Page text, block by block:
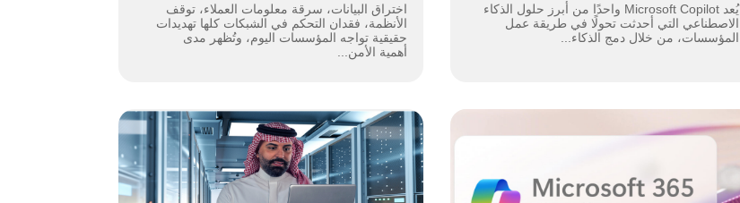
يُعد Microsoft Copilot واحدًا من أبرز حلول الذكاء
الاصطناعي التي أحدثت تحولًا في طريقة عمل
المؤسسات، من خلال دمج الذكاء...
اختراق البيانات، سرقة معلومات العملاء، توقف
الأنظمة، فقدان التحكم في الشبكات كلها تهديدات
حقيقية تواجه المؤسسات اليوم، وتُظهر مدى
أهمية الأمن...